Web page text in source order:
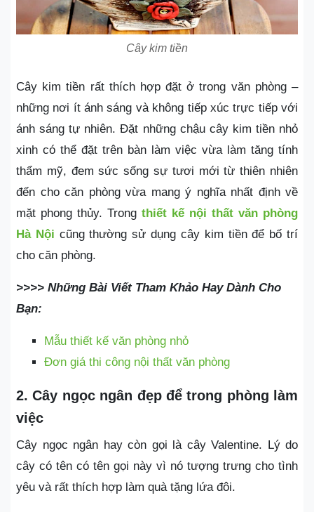
Cây kim tiền
Cây kim tiền rất thích hợp đặt ở trong văn phòng –
những nơi ít ánh sáng và không tiếp xúc trực tiếp với
ánh sáng tự nhiên. Đặt những chậu cây kim tiền nhỏ
xinh có thể đặt trên bàn làm việc vừa làm tăng tính
thẩm mỹ, đem sức sống sự tươi mới từ thiên nhiên
đến cho căn phòng vừa mang ý nghĩa nhất định về
mặt phong thủy. Trong thiết kế nội thất văn phòng
Hà Nội cũng thường sử dụng cây kim tiền để bố trí
cho căn phòng.
>>>> Những Bài Viết Tham Khảo Hay Dành Cho
Bạn:
Mẫu thiết kế văn phòng nhỏ
Đơn giá thi công nội thất văn phòng
2. Cây ngọc ngân đẹp để trong phòng làm
việc
Cây ngọc ngân hay còn gọi là cây Valentine. Lý do
cây có tên có tên gọi này vì nó tượng trưng cho tình
yêu và rất thích hợp làm quà tặng lứa đôi.